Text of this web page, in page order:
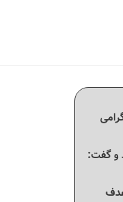
شد و گفت: